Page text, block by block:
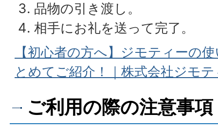
品物の引き渡し。
相手にお礼を送って完了。
【初心者の方へ】ジモティーの
とめてご紹介！｜株式会社ジモ
ご利用の際の注意事項